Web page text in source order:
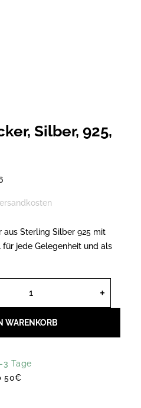
Silber, 925,
aus Sterling Silber 925 mit
jede Gelegenheit und als
Silber, 925, XS7214
WARENKORB
3 Tage
50€